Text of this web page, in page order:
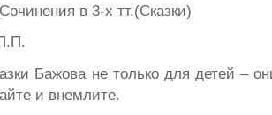
в 3-х тт.(Сказки)
Бажова не только для детей –
и внемлите.